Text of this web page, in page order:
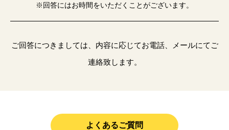
※回答にはお時間をいただくことがございます。
ご回答につきましては、内容に応じてお電話、メールにてご
連絡致します。
よくあるご質問